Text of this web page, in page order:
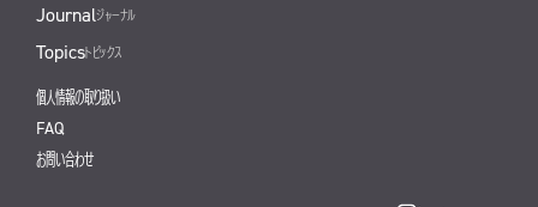
Journalジャーナル
Topicsトピックス
個人情報の取り扱い
FAQ
お問い合わせ